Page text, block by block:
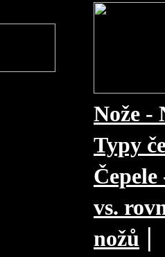
Nože -
Typy
vs.
nožů |